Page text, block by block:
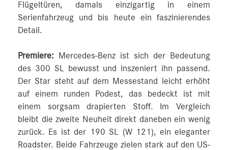
Flügeltüren, damals einzigartig in einem
Serienfahrzeug und bis heute ein faszinierendes
Detail.
Premiere: Mercedes-Benz ist sich der Bedeutung
des 300 SL bewusst und inszeniert ihn passend.
Der Star steht auf dem Messestand leicht erhöht
auf einem runden Podest, das bedeckt ist mit
einem sorgsam drapierten Stoff. Im Vergleich
bleibt die zweite Neuheit direkt daneben ein wenig
zurück. Es ist der 190 SL (W 121), ein eleganter
Roadster. Beide Fahrzeuge zielen stark auf den US-